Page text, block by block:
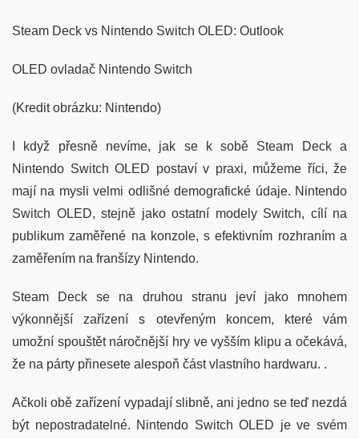
Steam Deck vs Nintendo Switch OLED: Outlook
OLED ovladač Nintendo Switch
(Kredit obrázku: Nintendo)
I když přesně nevíme, jak se k sobě Steam Deck a
Nintendo Switch OLED postaví v praxi, můžeme říci, že
mají na mysli velmi odlišné demografické údaje. Nintendo
Switch OLED, stejně jako ostatní modely Switch, cílí na
publikum zaměřené na konzole, s efektivním rozhraním a
zaměřením na franšízy Nintendo.
Steam Deck se na druhou stranu jeví jako mnohem
výkonnější zařízení s otevřeným koncem, které vám
umožní spouštět náročnější hry ve vyšším klipu a očekává,
že na párty přinesete alespoň část vlastního hardwaru. .
Ačkoli obě zařízení vypadají slibně, ani jedno se teď nezdá
být nepostradatelné. Nintendo Switch OLED je ve svém